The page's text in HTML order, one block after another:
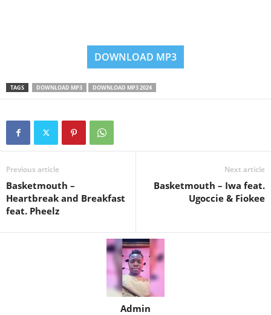
DOWNLOAD MP3
TAGS DOWNLOAD MP3 DOWNLOAD MP3 2024
Previous article
Basketmouth –
Heartbreak and Breakfast
feat. Pheelz
Next article
Basketmouth – Iwa feat.
Ugoccie & Fiokee
Admin